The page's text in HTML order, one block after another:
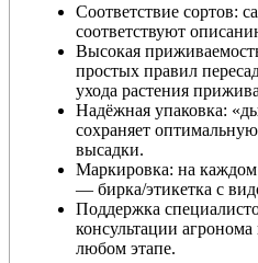
Соответствие сортов:
соответствуют
Высокая
простых правил
ухода растения
Надёжная упаковка:
сохраняет
высадки.
Маркировка: на
— бирка/этикетка с
Поддержка
консультации
любом этапе.